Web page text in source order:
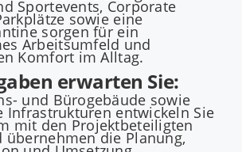
Sportevents, Corporate
sowie eine
sorgen für ein
Arbeitsumfeld und
Komfort im Alltag.
erwarten Sie:
und Bürogebäude sowie
Infrastrukturen entwickeln Sie
mit den Projektbeteiligten
übernehmen die Planung,